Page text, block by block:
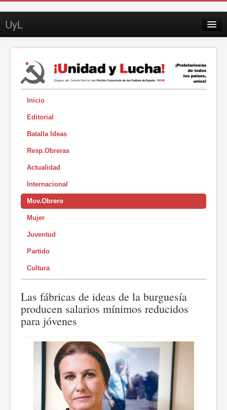
UyL
Suscripción
Sobre UyL
Edición impresa
Buscar
Inicio
Editorial
Batalla Ideas
Resp.Obreras
Actualidad
Internacional
Mov.Obrero
Mujer
Juventud
Partido
Cultura
Las fábricas de ideas de la burguesía
producen salarios mínimos reducidos
para jóvenes